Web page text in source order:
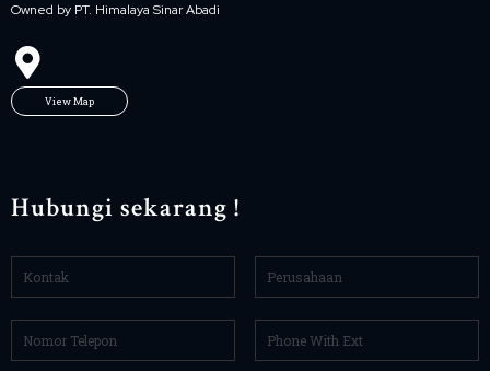
Owned by PT. Himalaya Sinar Abadi
View Map
Hubungi sekarang !